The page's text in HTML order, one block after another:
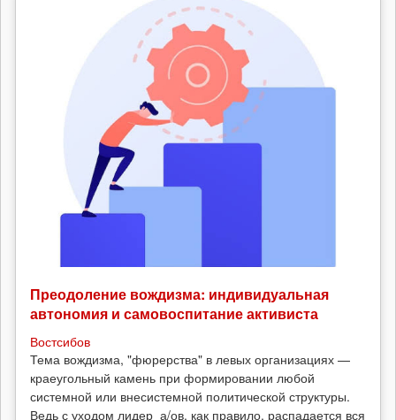
Преодоление вождизма: индивидуальная
автономия и самовоспитание активиста
Востсибов
Тема вождизма, "фюрерства" в левых организациях —
краеугольный камень при формировании любой
системной или внесистемной политической структуры.
Ведь с уходом лидер_а/ов, как правило, распадается вся